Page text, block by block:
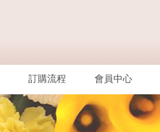
訂購流程 會員中心